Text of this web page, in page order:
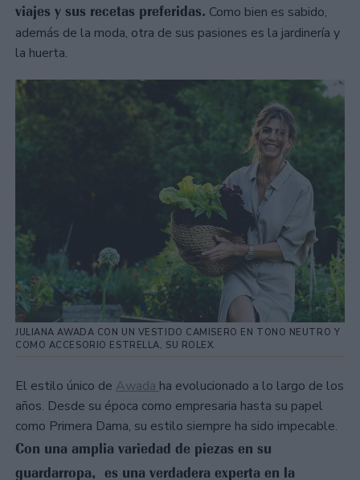
viajes y sus recetas preferidas. Como bien es sabido,
además de la moda, otra de sus pasiones es la jardinería y
la huerta.
JULIANA AWADA CON UN VESTIDO CAMISERO EN TONO NEUTRO Y
COMO ACCESORIO ESTRELLA, SU ROLEX.
El estilo único de Awada ha evolucionado a lo largo de los
años. Desde su época como empresaria hasta su papel
como Primera Dama, su estilo siempre ha sido impecable.
Con una amplia variedad de piezas en su
guardarropa, es una verdadera experta en la